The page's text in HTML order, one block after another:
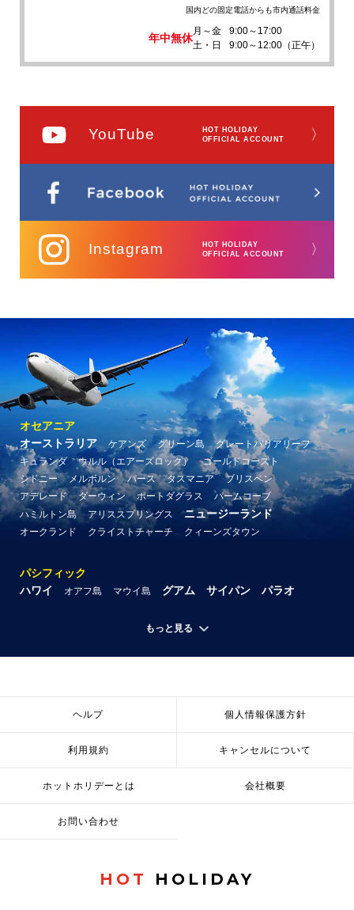
国内どの固定電話からも市内通話料金
年中無休
月～金
9:00～17:00
土・日
9:00～12:00（正午）
YouTube
HOT HOLIDAY
OFFICIAL ACCOUNT
〉
Instagram
HOT HOLIDAY
OFFICIAL ACCOUNT
〉
オセアニア
オーストラリア
ケアンズ グリーン島
グレートバリアリーフ
キュランダ
ウルル（エアーズロック）
ゴールドコースト
シドニー
メルボルン パース タスマニア
ブリスベン
アデレード
ダーウィン ポートダグラス
パームコーブ
ハミルトン島
アリススプリングス ニュージーランド
オークランド クライストチャーチ クィーンズタウン
パシフィック
ハワイ
オアフ島 マウイ島 グアム サイパン パラオ
もっと見る
ヘルプ 個人情報保護方針
利用規約 キャンセルについて
ホットホリデーとは 会社概要
お問い合わせ
HOT HOLIDAY